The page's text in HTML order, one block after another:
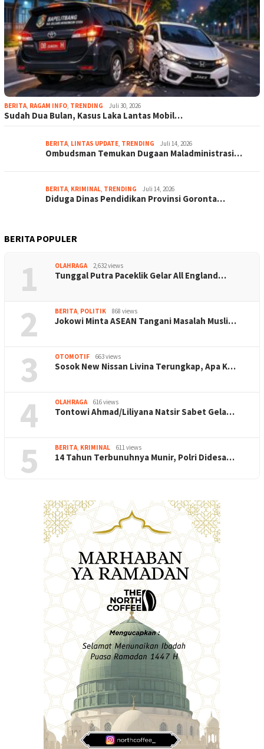
BERITA RAGAM INFO TRENDING Juli 30, 2026
Sudah Dua Bulan, Kasus Laka Lantas Mobil…
BERITA LINTAS UPDATE TRENDING Juli 14, 2026
Ombudsman Temukan Dugaan Maladministrasi…
BERITA KRIMINAL TRENDING Juli 14, 2026
Diduga Dinas Pendidikan Provinsi Goronta…
BERITA POPULER
1 OLAHRAGA 2,632 views
Tunggal Putra Paceklik Gelar All England…
2 BERITA POLITIK 868 views
Jokowi Minta ASEAN Tangani Masalah Musli…
3 OTOMOTIF 663 views
Sosok New Nissan Livina Terungkap, Apa K…
4 OLAHRAGA 616 views
Tontowi Ahmad/Liliyana Natsir Sabet Gela…
5 BERITA KRIMINAL 611 views
14 Tahun Terbunuhnya Munir, Polri Didesa…